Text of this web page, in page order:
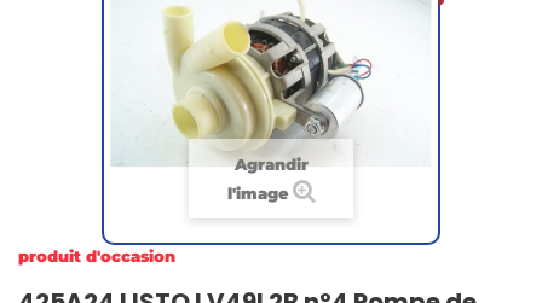
Agrandir
l'image
produit d'occasion